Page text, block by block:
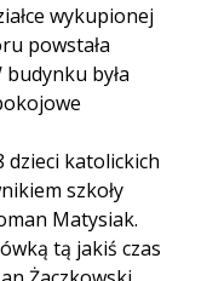
wykupionej
powstała
budynku była
dzieci katolickich
szkoły
Matysiak.
tą jakiś czas